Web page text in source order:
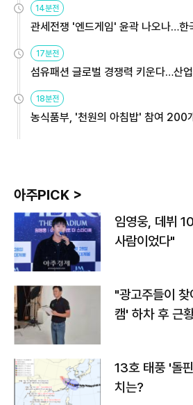
14분전
관세전쟁 '엔드게임' 윤곽 나오나…한
용해야
17분전
섬유패션 글로벌 경쟁력 키운다…산
원
18분전
농식품부, '천원의 아침밥' 참여 200
아주PICK >
임영웅, 데뷔
사람이었다"
"광고주들이
캠' 하차 후 근
13호 태풍 '돌
치는?